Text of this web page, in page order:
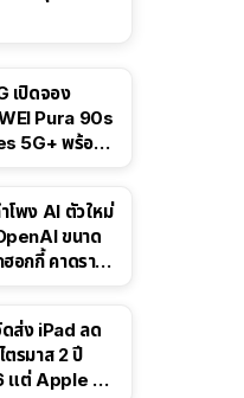
เปิดจอง
Pura 90s
5G+ พร้อม
โพง AI ตัวใหม่
ขนาด
ฮอกกี้ คาดราคา
ส่ง iPad ลด
ตรมาส 2 ปี
แต่ Apple ยัง